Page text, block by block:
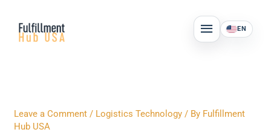
content
MAIN
MENU
EN
Leave a Comment / Logistics Technology / By Fulfillment
Hub USA